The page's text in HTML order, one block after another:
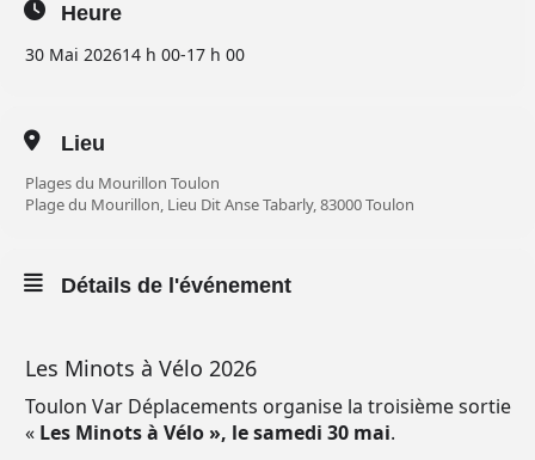
Heure
30 Mai 202614 h 00-17 h 00
Lieu
Plages du Mourillon Toulon
Plage du Mourillon, Lieu Dit Anse Tabarly, 83000 Toulon
Détails de l'événement
Les Minots à Vélo 2026
Toulon Var Déplacements organise la troisième sortie
« Les Minots à Vélo », le samedi 30 mai.